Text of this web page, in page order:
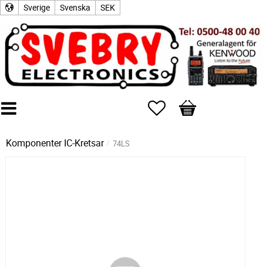
Sverige Svenska SEK
Favoriter
Kundvagn
Komponenter IC-Kretsar 74LS